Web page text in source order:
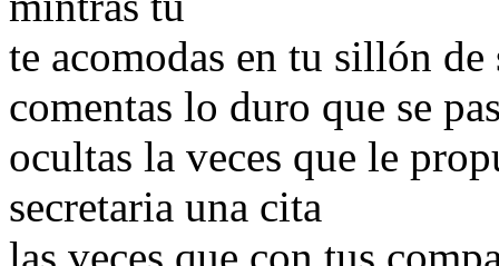
te acomodas en tu sillón de
comentas lo duro que se
ocultas la veces que le
secretaria una cita